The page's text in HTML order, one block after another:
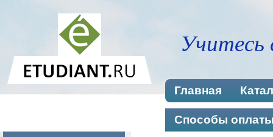
Учитесь
Главная
Способы